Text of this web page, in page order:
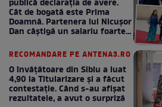
publică declarația de avere.
Cât de bogată este Prima
Doamnă. Partenera lui Nicușor
Dan câștigă un salariu foarte
RECOMANDARE PE ANTENA3.RO
O învățătoare din Sibiu a luat
4,90 la Titularizare și a făcut
contestație. Când s-au afișat
rezultatele, a avut o surpriză